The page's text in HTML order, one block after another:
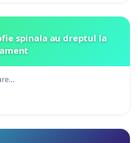
spinala au dreptul la